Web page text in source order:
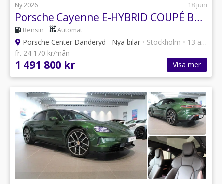
Ny 2026 18 juni
Porsche Cayenne E-HYBRID COUPÉ BLACK EDITI
Bensin Automat
Porsche Center Danderyd - Nya bilar • Stockholm • 13 annonser
fr. 24 170 kr/mån
1 491 800 kr Visa mer